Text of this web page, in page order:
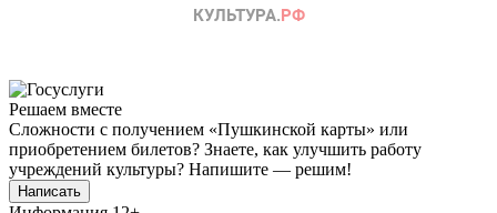
Решаем вместе
Сложности с получением «Пушкинской карты» или
приобретением билетов? Знаете, как улучшить работу
учреждений культуры? Напишите — решим!
Написать